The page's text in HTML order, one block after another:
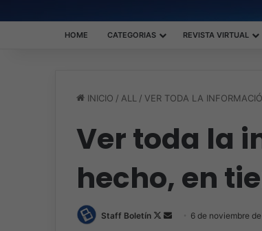
HOME CATEGORIAS REVISTA VIRTUAL
INICIO / ALL / VER TODA LA
Ver toda la
hecho, en
Staff Boletín
Follow
Send 6 de noviembre